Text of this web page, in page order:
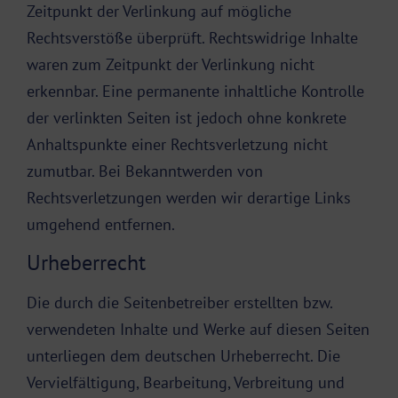
Zeitpunkt der Verlinkung auf mögliche
Rechtsverstöße überprüft. Rechtswidrige Inhalte
waren zum Zeitpunkt der Verlinkung nicht
erkennbar. Eine permanente inhaltliche Kontrolle
der verlinkten Seiten ist jedoch ohne konkrete
Anhaltspunkte einer Rechtsverletzung nicht
zumutbar. Bei Bekanntwerden von
Rechtsverletzungen werden wir derartige Links
umgehend entfernen.
Urheberrecht
Die durch die Seitenbetreiber erstellten bzw.
verwendeten Inhalte und Werke auf diesen Seiten
unterliegen dem deutschen Urheberrecht. Die
Vervielfältigung, Bearbeitung, Verbreitung und